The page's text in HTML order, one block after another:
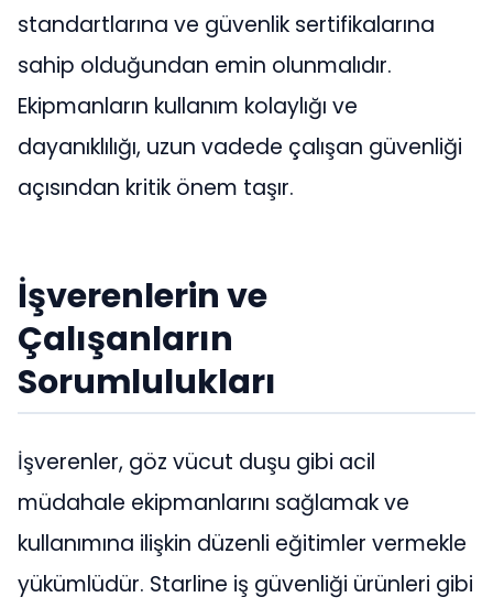
standartlarına ve güvenlik sertifikalarına
sahip olduğundan emin olunmalıdır.
Ekipmanların kullanım kolaylığı ve
dayanıklılığı, uzun vadede çalışan güvenliği
açısından kritik önem taşır.
İşverenlerin ve
Çalışanların
Sorumlulukları
İşverenler, göz vücut duşu gibi acil
müdahale ekipmanlarını sağlamak ve
kullanımına ilişkin düzenli eğitimler vermekle
yükümlüdür. Starline iş güvenliği ürünleri gibi